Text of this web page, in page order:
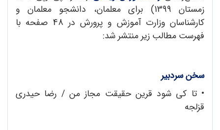
زمستان 1399) برای معلمان، دانشجو معلمان و
کارشناسان وزارت آموزش و پرورش در 48 صفحه با
فهرست مطالب زیر منتشر شد:
سخن سردبیر
• تا کی شود قرین حقیقت مجاز من / رضا حیدری
قزلجه